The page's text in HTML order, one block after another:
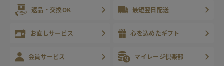
返品・交換OK 最短翌日配送
お直しサービス 心を込めたギフト
会員サービス マイレージ倶楽部